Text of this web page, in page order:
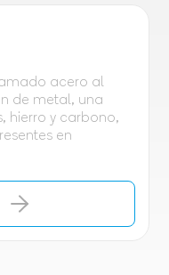
acero al
de metal, una
hierro y carbono,
en